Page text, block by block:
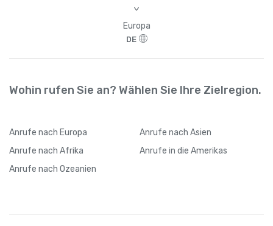
>
Europa
DE
Wohin rufen Sie an? Wählen Sie Ihre Zielregion.
Anrufe nach Europa Anrufe nach Asien
Anrufe nach Afrika Anrufe in die Amerikas
Anrufe nach Ozeanien